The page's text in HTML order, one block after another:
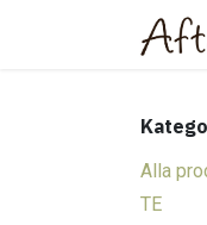
Alla
TE